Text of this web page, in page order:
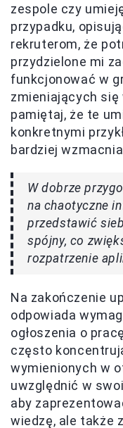
zespole czy
przypadku,
rekruterom, że
przydzielone mi
funkcjonować w
zmieniających się
pamiętaj, że te
konkretnymi
bardziej
W dobrze
na chaotyczne
przedstawić
spójny, co
rozpatrzenie
Na zakończenie
odpowiada
ogłoszenia o
często
wymienionych w
uwzględnić w
aby
wiedzę, ale także